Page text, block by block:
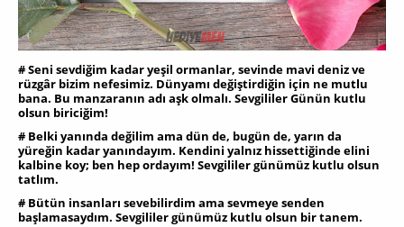
# Seni sevdiğim kadar yeşil ormanlar, sevinde mavi deniz ve
rüzgâr bizim nefesimiz. Dünyamı değiştirdiğin için ne mutlu
bana. Bu manzaranın adı aşk olmalı. Sevgililer Günün kutlu
olsun biriciğim!
# Belki yanında değilim ama dün de, bugün de, yarın da
yüreğin kadar yanındayım. Kendini yalnız hissettiğinde elini
kalbine koy; ben hep ordayım! Sevgililer günümüz kutlu olsun
tatlım.
# Bütün insanları sevebilirdim ama sevmeye senden
başlamasaydım. Sevgililer günümüz kutlu olsun bir tanem.